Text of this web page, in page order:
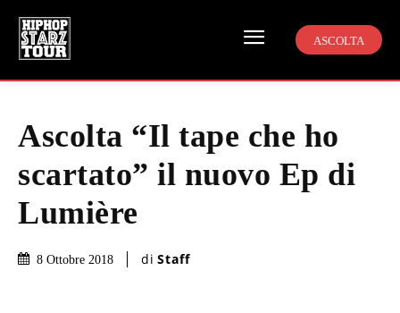
ASCOLTA
Ascolta “Il tape che ho
scartato” il nuovo Ep di
Lumière
8 Ottobre 2018 di Staff